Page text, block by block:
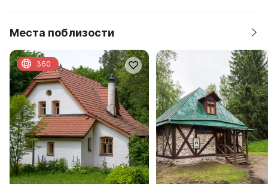
Места поблизости
360